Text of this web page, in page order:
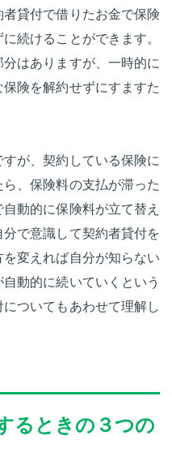
貸付で借りたお金で保険
続けることができます。
はありますが、一時的に
険を解約せずにすますた
が、契約している保険に
、保険料の支払が滞った
動的に保険料が立て替え
で意識して契約者貸付を
変えれば自分が知らない
動的に続いていくという
ついてもあわせて理解し
るときの３つの